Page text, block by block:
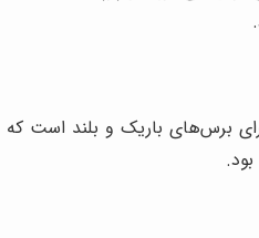
برس‌های باریک و بلند است که